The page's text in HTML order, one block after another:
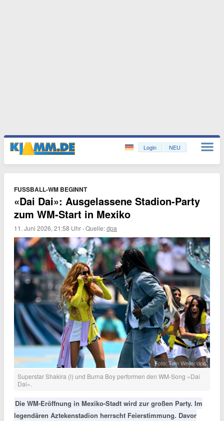
Login NEU
FUSSBALL-WM BEGINNT
«Dai Dai»: Ausgelassene Stadion-Party
zum WM-Start in Mexiko
11. Juni 2026, 21:58 Uhr ·Quelle:dpa
Foto: Tom Weller/dpa
Superstar Shakira (l) und Burna Boy performen den WM-Song «Dai
Dai».
Die WM-Eröffnung in Mexiko-Stadt wird zur großen Party. Im
legendären Aztekenstadion herrscht Feierstimmung. Davor